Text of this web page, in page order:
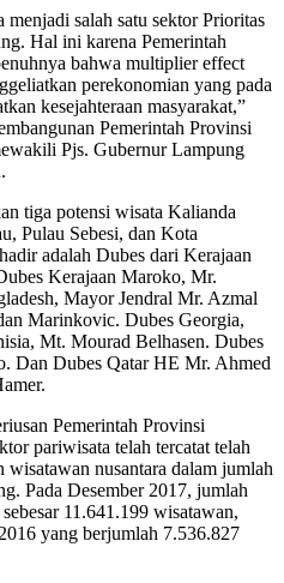
menjadi salah satu sektor Prioritas
Hal ini karena Pemerintah
bahwa multiplier effect
perekonomian yang pada
kesejahteraan masyarakat,”
Pemerintah Provinsi
Pjs. Gubernur Lampung
tiga potensi wisata Kalianda
Pulau Sebesi, dan Kota
adalah Dubes dari Kerajaan
Kerajaan Maroko, Mr.
Mayor Jendral Mr. Azmal
Marinkovic. Dubes Georgia,
Mt. Mourad Belhasen. Dubes
Dan Dubes Qatar HE Mr. Ahmed
Pemerintah Provinsi
pariwisata telah tercatat telah
nusantara dalam jumlah
Pada Desember 2017, jumlah
11.641.199 wisatawan,
yang berjumlah 7.536.827